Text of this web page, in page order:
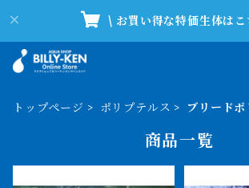
\ お買い得な特価生体は
トップページ ポリプテルス ブリードポ
商品一覧